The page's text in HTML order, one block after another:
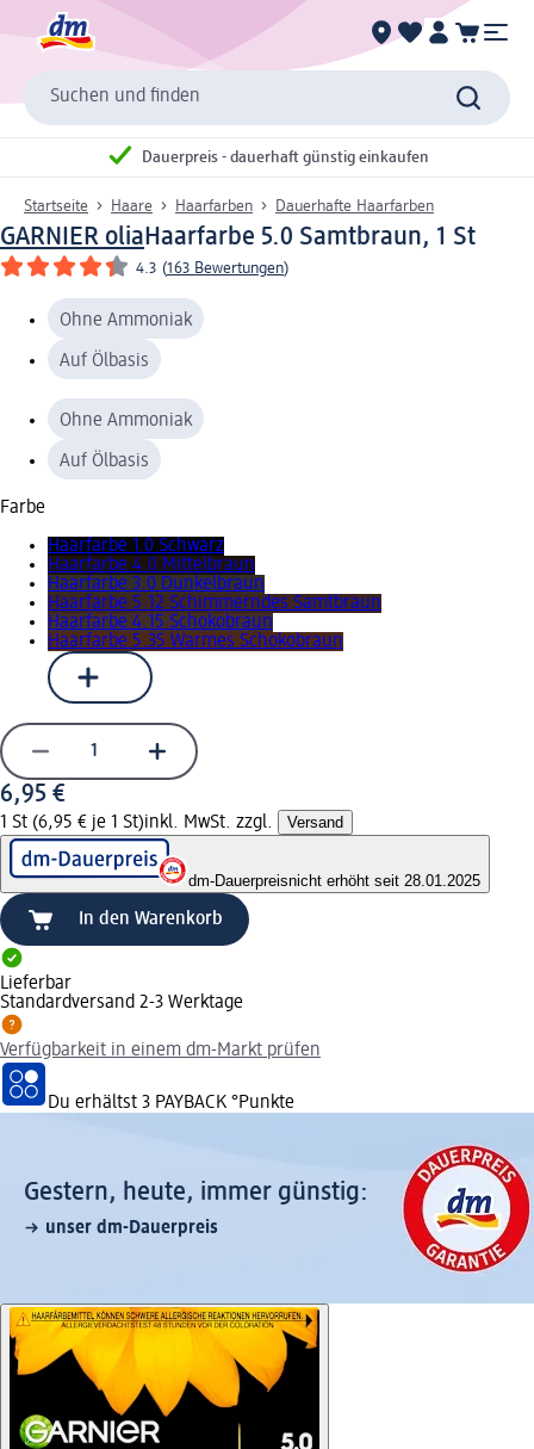
Suchen und finden
Dauerpreis - dauerhaft günstig einkaufen
Startseite Haare Haarfarben Dauerhafte Haarfarben
GARNIER olia Haarfarbe 5.0 Samtbraun, 1 St
4.3 (163 Bewertungen)
Ohne Ammoniak
Auf Ölbasis
Ohne Ammoniak
Auf Ölbasis
Farbe
Haarfarbe 1.0 Schwarz
Haarfarbe 4.0 Mittelbraun
Haarfarbe 3.0 Dunkelbraun
Haarfarbe 5.12 Schimmerndes Samtbraun
Haarfarbe 4.15 Schokobraun
Haarfarbe 5.35 Warmes Schokobraun
6,95 €
1 St (6,95 € je 1 St)inkl. MwSt. zzgl. Versand
dm-Dauerpreisnicht erhöht seit 28.01.2025
In den Warenkorb
Lieferbar
Standardversand 2-3 Werktage
Verfügbarkeit in einem dm-Markt prüfen
Du erhältst 3 PAYBACK °Punkte
Gestern, heute, immer günstig:
unser dm-Dauerpreis